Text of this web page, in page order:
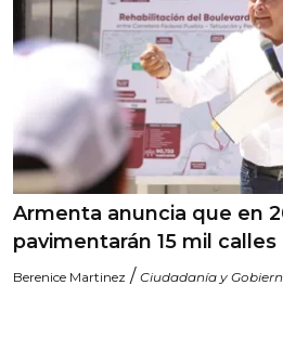
Armenta anuncia que en
pavimentarán 15 mil calles
Berenice Martinez / Ciudadanía y